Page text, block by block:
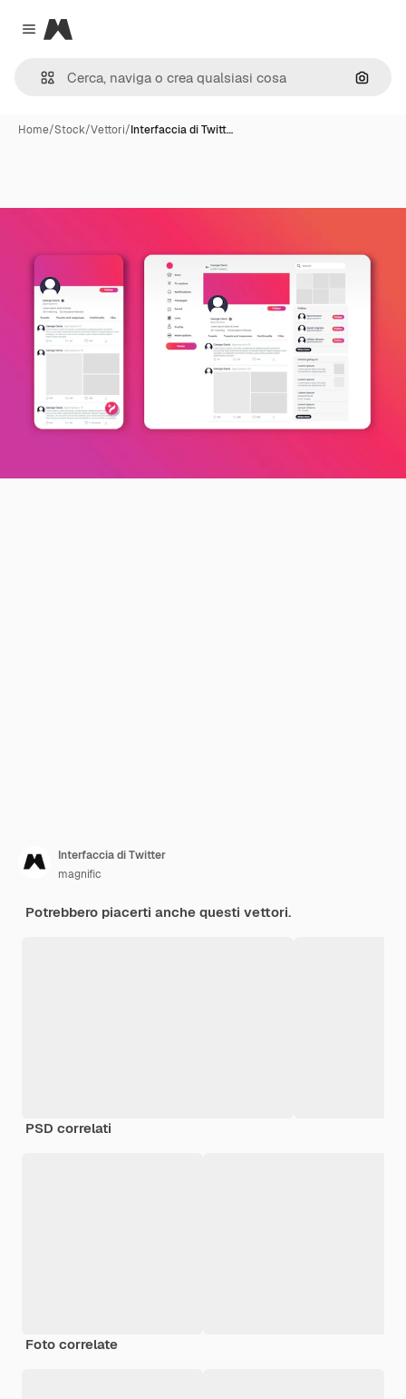
Close menu
Magnific
Cerca
Home/Stock/Vettori/Interfaccia di Twitt…
Interfaccia di Twitter
magnific
Potrebbero piacerti anche questi vettori.
PSD correlati
Foto correlate